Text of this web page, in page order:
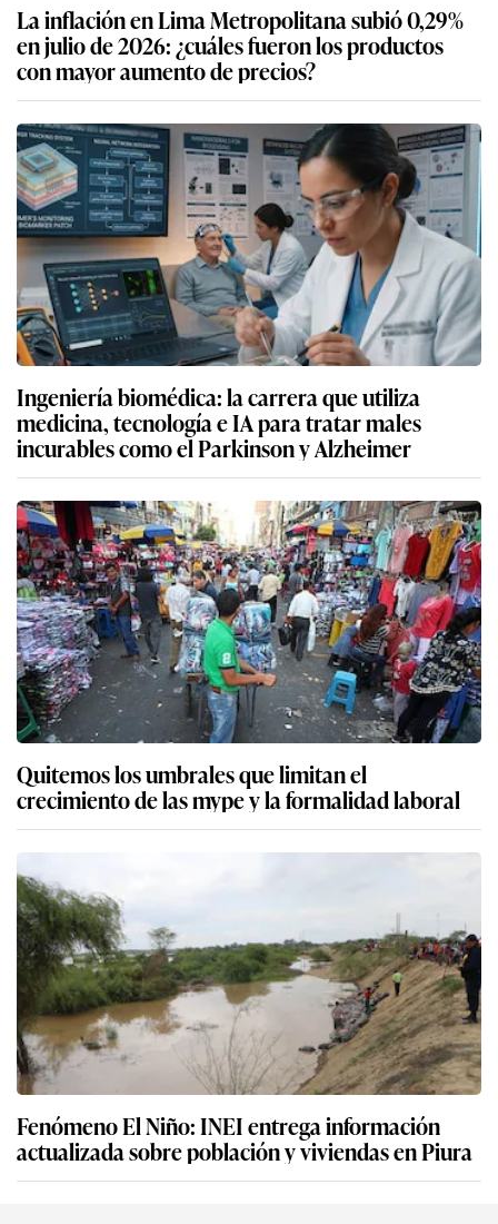
La inflación en Lima Metropolitana subió 0,29%
en julio de 2026: ¿cuáles fueron los productos
con mayor aumento de precios?
Ingeniería biomédica: la carrera que utiliza
medicina, tecnología e IA para tratar males
incurables como el Parkinson y Alzheimer
Quitemos los umbrales que limitan el
crecimiento de las mype y la formalidad laboral
Fenómeno El Niño: INEI entrega información
actualizada sobre población y viviendas en Piura